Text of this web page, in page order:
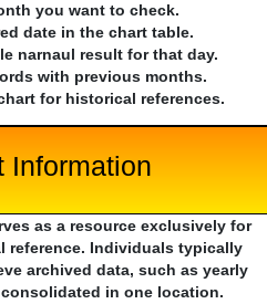
you want to check.
date in the chart table.
narnaul result for that day.
with previous months.
for historical references.
Information
as a resource exclusively for
reference. Individuals typically
archived data, such as yearly
in one location.